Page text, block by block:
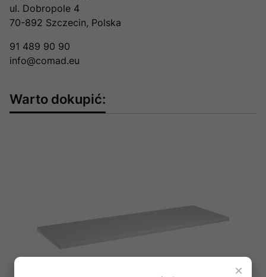
ul. Dobropole 4
70-892 Szczecin, Polska
91 489 90 90
info@comad.eu
Warto dokupić:
×